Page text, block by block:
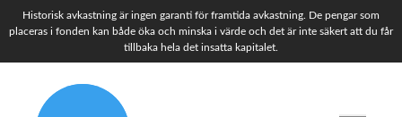
Historisk avkastning är ingen garanti för framtida avkastning. De pengar som
placeras i fonden kan både öka och minska i värde och det är inte säkert att du får
tillbaka hela det insatta kapitalet.